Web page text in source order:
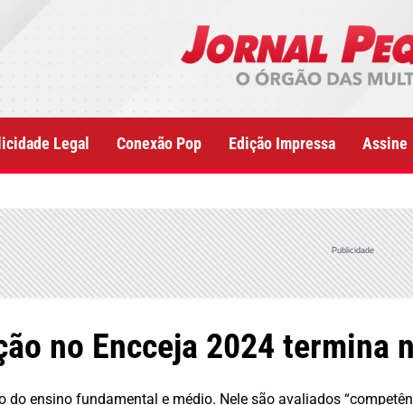
Legal Conexão Pop Edição Impressa Assine
Publicidade
no Encceja 2024 termina
do ensino fundamental e médio. Nele são avaliados